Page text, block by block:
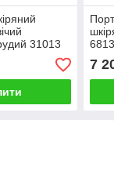
31013
7